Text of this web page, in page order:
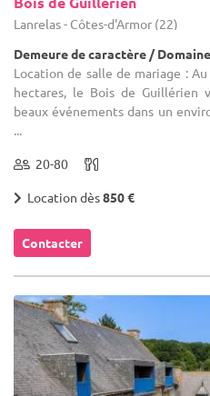
Lanrelas - Côtes-d'Armor (22)
Demeure de caractère / Domaine
Location de salle de mariage :
hectares, le Bois de Guillérien
beaux événements dans un
...
20-80
Location dès850 €
Contacter